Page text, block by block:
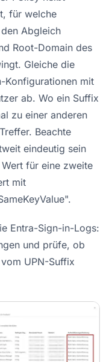
für welche
Abgleich
Root-Domain des
Gleiche die
Konfigurationen mit
ab. Wo ein Suffix
zu einer anderen
Beachte
eindeutig sein
für eine zweite
mit
Entra-Sign-in-Logs:
und prüfe, ob
UPN-Suffix